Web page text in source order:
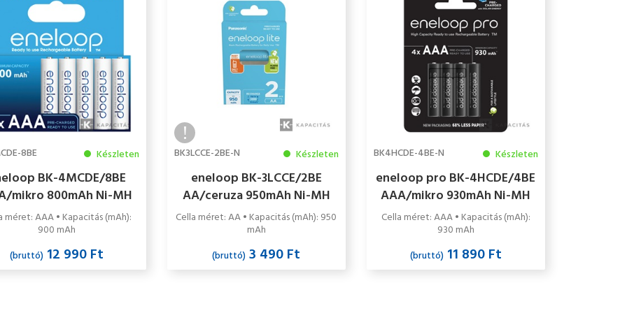
8BE Készleten
BK-4MCDE/8BE
mikro 800mAh Ni-MH
8db/csomag
méret: AAA • Kapacitás (mAh):
900 mAh
(bruttó) 12 990 Ft
BK3LCCE-2BE-N Készleten
eneloop BK-3LCCE/2BE
AA/ceruza 950mAh Ni-MH
akkumulátor 2db/csomag
Cella méret: AA • Kapacitás (mAh): 950
mAh
(bruttó) 3 490 Ft
BK4HCDE-4BE-N Készleten
eneloop pro BK-4HCDE/4BE
AAA/mikro 930mAh Ni-MH
akkumulátor 4db/csomag
Cella méret: AAA • Kapacitás (mAh):
930 mAh
(bruttó)11 890 Ft